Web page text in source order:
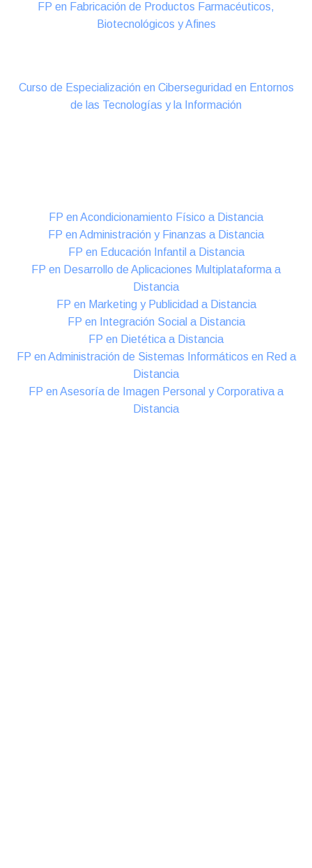
FP en Fabricación de Productos Farmacéuticos,
Biotecnológicos y Afines
Curso de Especialización en Ciberseguridad en Entornos
de las Tecnologías y la Información
FP en Acondicionamiento Físico a Distancia
FP en Administración y Finanzas a Distancia
FP en Educación Infantil a Distancia
FP en Desarrollo de Aplicaciones Multiplataforma a
Distancia
FP en Marketing y Publicidad a Distancia
FP en Integración Social a Distancia
FP en Dietética a Distancia
FP en Administración de Sistemas Informáticos en Red a
Distancia
FP en Asesoría de Imagen Personal y Corporativa a
Distancia